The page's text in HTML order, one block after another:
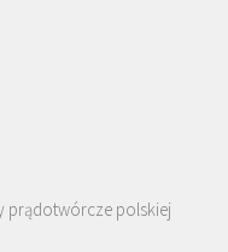
prądotwórcze polskiej